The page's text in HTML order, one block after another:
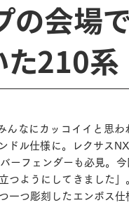
の会場
た210系
なにカッコイイと思
ドル仕様に。レクサス
ーフェンダーも必見。
つようにしてきました
一つ彫刻したエンボス